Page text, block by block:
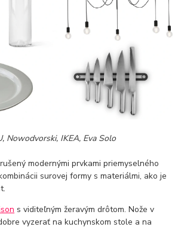
Nowodvorski, IKEA, Eva Solo
modernými prvkami priemyselného
surovej formy s materiálmi, ako je
s viditeľným žeravým drôtom. Nože v
vyzerať na kuchynskom stole a na